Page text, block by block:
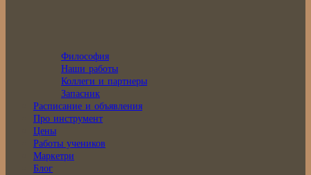
Философия
Наши работы
Коллеги и партнеры
Запасник
Расписание и объявления
Про инструмент
Цены
Работы учеников
Маркетри
Блог